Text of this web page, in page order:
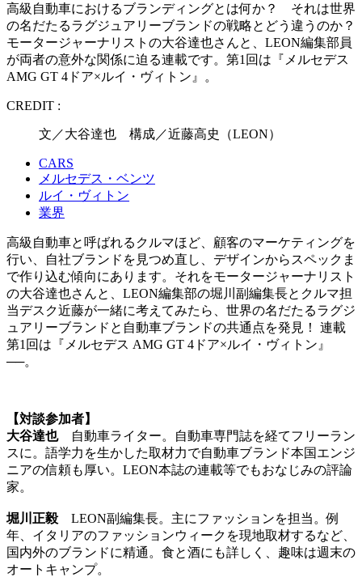
高級自動車におけるブランディングとは何か？ それは世界
の名だたるラグジュアリーブランドの戦略とどう違うのか？
モータージャーナリストの大谷達也さんと、LEON編集部員
が両者の意外な関係に迫る連載です。第1回は『メルセデス
AMG GT 4ドア×ルイ・ヴィトン』。
CREDIT :
文／大谷達也 構成／近藤高史（LEON）
CARS
メルセデス・ベンツ
ルイ・ヴィトン
業界
高級自動車と呼ばれるクルマほど、顧客のマーケティングを
行い、自社ブランドを見つめ直し、デザインからスペックま
で作り込む傾向にあります。それをモータージャーナリスト
の大谷達也さんと、LEON編集部の堀川副編集長とクルマ担
当デスク近藤が一緒に考えてみたら、世界の名だたるラグジ
ュアリーブランドと自動車ブランドの共通点を発見！ 連載
第1回は『メルセデス AMG GT 4ドア×ルイ・ヴィトン』
──。
【対談参加者】
大谷達也自動車ライター。自動車専門誌を経てフリーラン
スに。語学力を生かした取材力で自動車ブランド本国エンジ
ニアの信頼も厚い。LEON本誌の連載等でもおなじみの評論
家。
堀川正毅 LEON副編集長。主にファッションを担当。例
年、イタリアのファッションウィークを現地取材するなど、
国内外のブランドに精通。食と酒にも詳しく、趣味は週末の
オートキャンプ。